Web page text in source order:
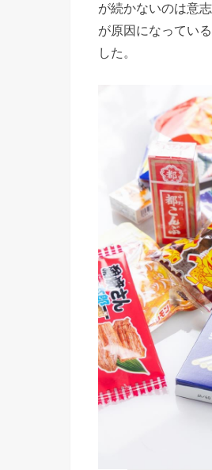
が続かないのは意
が原因になってい
した。